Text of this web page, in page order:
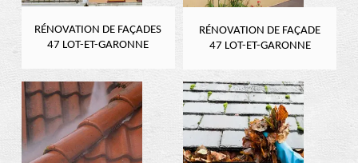
RÉNOVATION DE FAÇADES
47 LOT-ET-GARONNE
RÉNOVATION DE FAÇADE
47 LOT-ET-GARONNE